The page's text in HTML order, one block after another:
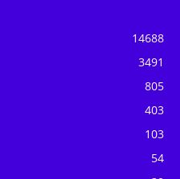
14688
3491
805
403
103
54